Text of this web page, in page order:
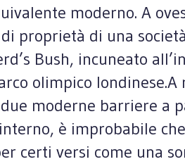
moderno. A
proprietà di una
Bush, incuneato
olimpico
moderne barriere a
è improbabile
certi versi come una